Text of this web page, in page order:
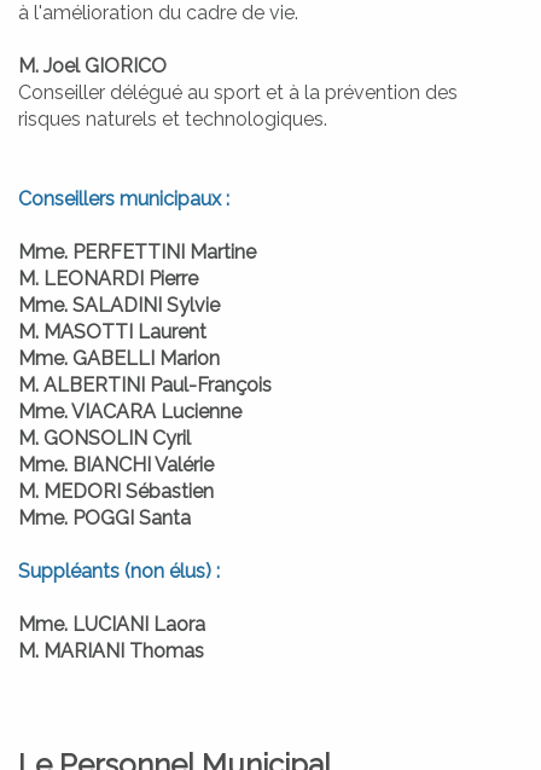
à l'amélioration du cadre de vie.
M. Joel GIORICO
Conseiller délégué au sport et à la prévention des
risques naturels et technologiques.
Conseillers municipaux :
Mme. PERFETTINI Martine
M. LEONARDI Pierre
Mme. SALADINI Sylvie
M. MASOTTI Laurent
Mme. GABELLI Marion
M. ALBERTINI Paul-François
Mme. VIACARA Lucienne
M. GONSOLIN Cyril
Mme. BIANCHI Valérie
M. MEDORI Sébastien
Mme. POGGI Santa
Suppléants (non élus) :
Mme. LUCIANI Laora
M. MARIANI Thomas